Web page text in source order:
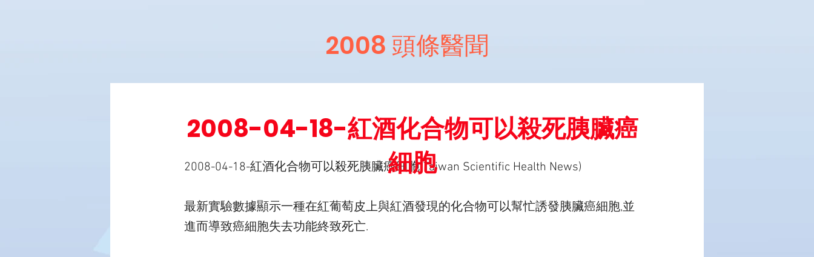
2008 頭條醫聞
2008-04-18-紅酒化合物可以殺死胰臟癌細胞(Taiwan Scientific Health News)
最新實驗數據顯示一種在紅葡萄皮上與紅酒發現的化合物可以幫忙誘發胰臟癌細胞,並
進而導致癌細胞失去功能終致死亡.
2008-04-18-紅酒化合物可以殺死胰臟癌
細胞